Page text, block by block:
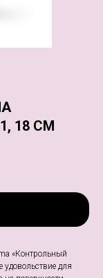
18 СМ
«Контрольный
удовольствие для